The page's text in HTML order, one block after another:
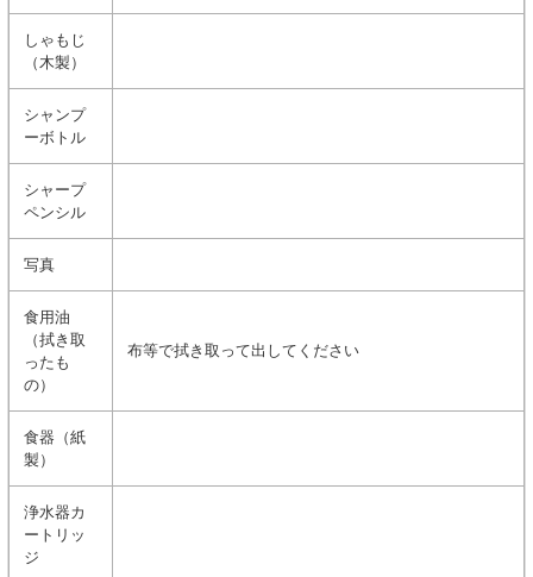
しゃもじ
（木製）
シャンプ
ーボトル
シャープ
ペンシル
写真
食用油
（拭き取
ったも
の）
布等で拭き取って出してください
食器（紙
製）
浄水器カ
ートリッ
ジ